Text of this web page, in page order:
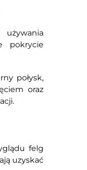
pokrycie
połysk,
oraz
felg
uzyskać